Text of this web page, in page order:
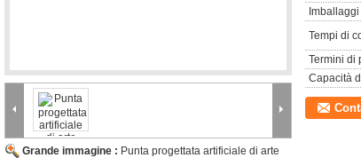
Grande immagine : Punta progettata artificiale di arte
Tempi di
Termini di
Capacità